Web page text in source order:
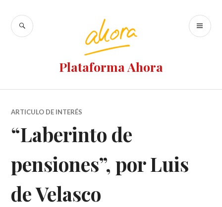
contenido
Plataforma Ahora
BUSCAR
ARTICULO DE INTERÉS
“Laberinto de
pensiones”, por Luis
de Velasco